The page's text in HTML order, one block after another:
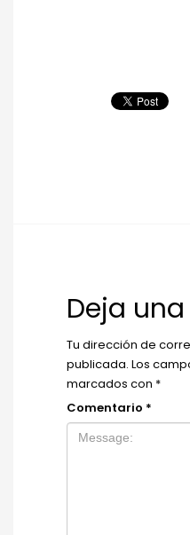
Deja
Tu dirección de
publicada. Los
marcados con *
Comentario *